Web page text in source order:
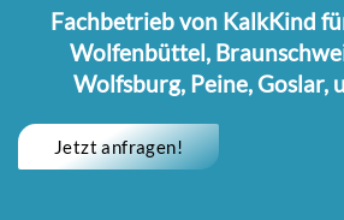
Fachbetrieb von KalkKind
Wolfenbüttel,
Wolfsburg, Peine, Goslar,
Jetzt anfragen!